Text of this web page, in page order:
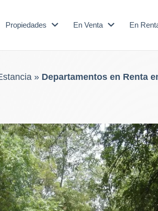
Propiedades En Venta En
» Departamentos en Renta